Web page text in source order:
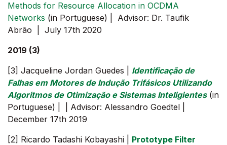
Methods for Resource Allocation in OCDMA
Networks (in Portuguese) | Advisor: Dr. Taufik
Abrão | July 17th 2020
2019 (3)
[3] Jacqueline Jordan Guedes | Identificação de
Falhas em Motores de Indução Trifásicos Utilizando
Algoritmos de Otimização e Sistemas Inteligientes(in
Portuguese) | | Advisor: Alessandro Goedtel |
December 17th 2019
[2] Ricardo Tadashi Kobayashi | Prototype Filter